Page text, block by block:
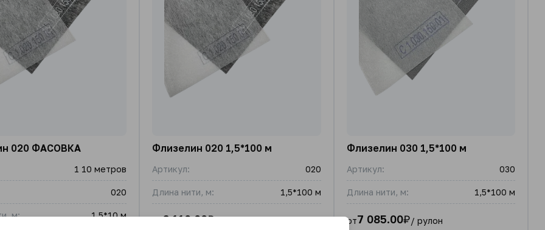
020 ФАСОВКА
1 10 метров
020
м: 1,5*10 м
Флизелин 020 1,5*100 м
Артикул: 020
Длина нити, м: 1,5*100 м
6 110.00₽
Флизелин 030 1,5*100 м
Артикул: 030
Длина нити, м: 1,5*100 м
от7 085.00₽/ рулон